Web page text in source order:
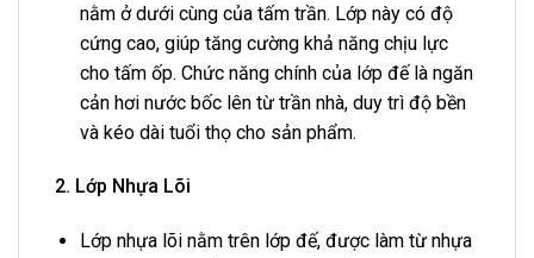
nằm ở dưới cùng của tấm trần. Lớp này có độ
cứng cao, giúp tăng cường khả năng chịu lực
cho tấm ốp. Chức năng chính của lớp đế là ngăn
cản hơi nước bốc lên từ trần nhà, duy trì độ bền
và kéo dài tuổi thọ cho sản phẩm.
2. Lớp Nhựa Lõi
Lớp nhựa lõi nằm trên lớp đế, được làm từ nhựa